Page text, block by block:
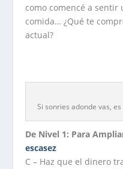
como comencé a
comida… ¿Qué te
actual?
Si sonries adonde vas,
De Nivel 1: Para
escasez
C – Haz que el dinero